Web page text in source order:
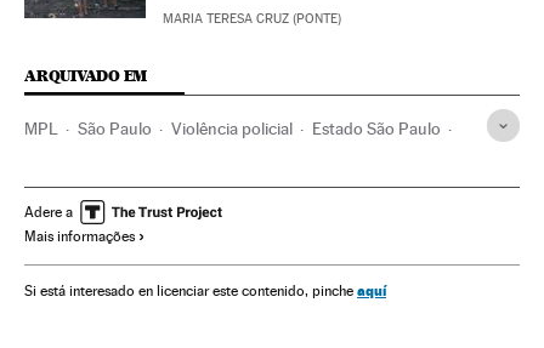
MARIA TERESA CRUZ (PONTE)
ARQUIVADO EM
MPL São Paulo Violência policial Estado São Paulo
Direitos humanos Mal-estar social
Movimentos sociais
Força segurança América Problemas sociais
Adere a
Mais informações
Si está interesado en licenciar este contenido, pinche aquí